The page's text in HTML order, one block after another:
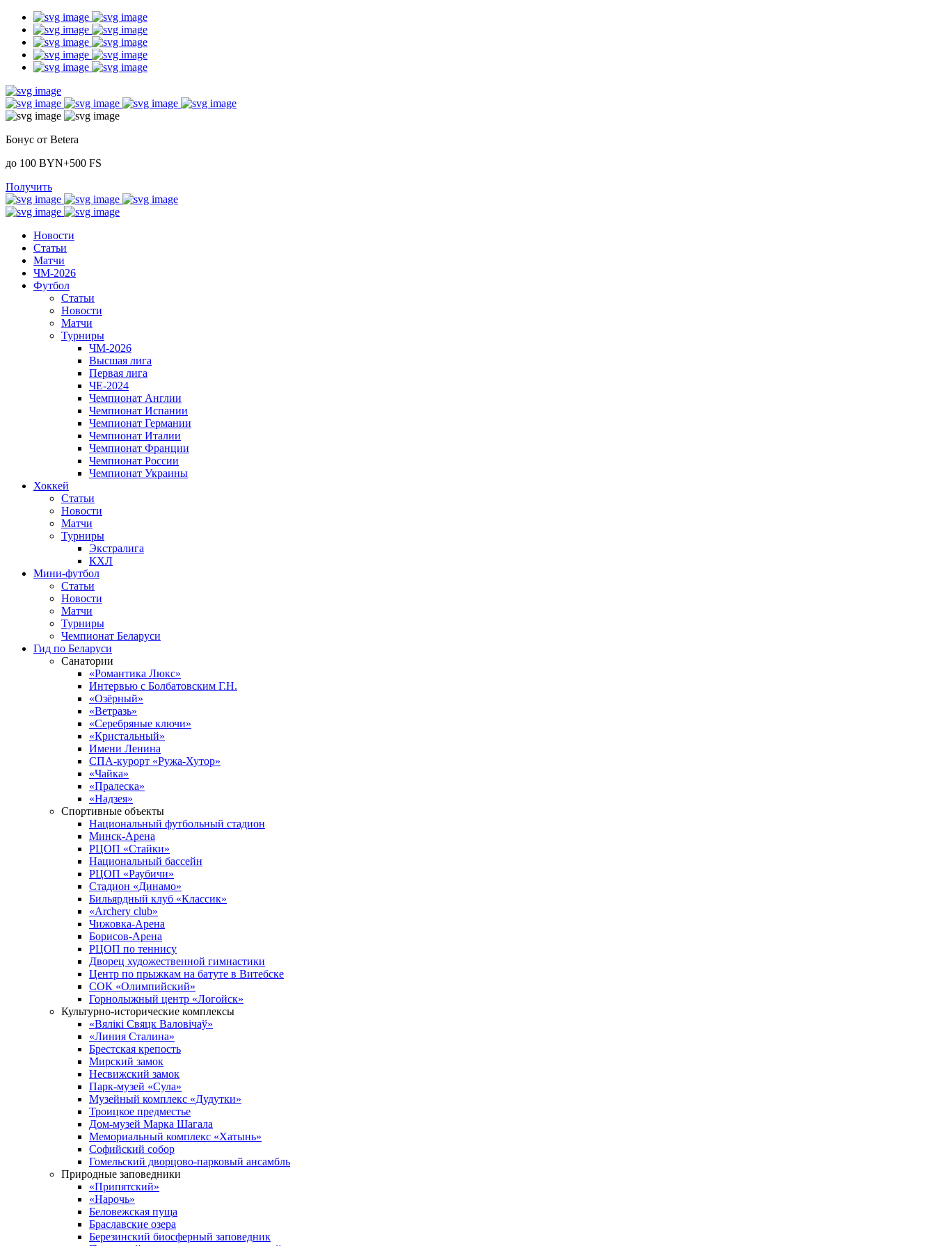
Бонус от Betera
до 100 BYN+500 FS
Получить
Новости
Статьи
Матчи
ЧМ-2026
Футбол
Статьи
Новости
Матчи
Турниры
ЧМ-2026
Высшая лига
Первая лига
ЧЕ-2024
Чемпионат Англии
Чемпионат Испании
Чемпионат Германии
Чемпионат Италии
Чемпионат Франции
Чемпионат России
Чемпионат Украины
Хоккей
Статьи
Новости
Матчи
Турниры
Экстралига
КХЛ
Мини-футбол
Статьи
Новости
Матчи
Турниры
Чемпионат Беларуси
Гид по Беларуси
Санатории
«Романтика Люкс»
Интервью с Болбатовским Г.Н.
«Озёрный»
«Ветразь»
«Серебряные ключи»
«Кристальный»
Имени Ленина
СПА-курорт «Ружа-Хутор»
«Чайка»
«Пралеска»
«Надзея»
Спортивные объекты
Национальный футбольный стадион
Минск-Арена
РЦОП «Стайки»
Национальный бассейн
РЦОП «Раубичи»
Стадион «Динамо»
Бильярдный клуб «Классик»
«Archery club»
Чижовка-Арена
Борисов-Арена
РЦОП по теннису
Дворец художественной гимнастики
Центр по прыжкам на батуте в Витебске
СОК «Олимпийский»
Горнолыжный центр «Логойск»
Культурно-исторические комплексы
«Вялікі Свяцк Валовічаў»
«Линия Сталина»
Брестская крепость
Мирский замок
Несвижский замок
Парк-музей «Сула»
Музейный комплекс «Дудутки»
Троицкое предместье
Дом-музей Марка Шагала
Мемориальный комплекс «Хатынь»
Софийский собор
Гомельский дворцово-парковый ансамбль
Природные заповедники
«Припятский»
«Нарочь»
Беловежская пуща
Браславские озера
Березинский биосферный заповедник